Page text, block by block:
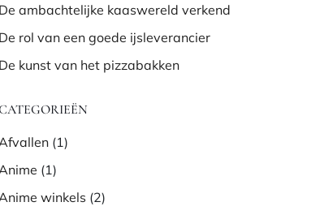
De ambachtelijke kaaswereld verkend
De rol van een goede ijsleverancier
De kunst van het pizzabakken
Afvallen (1)
Anime (1)
Anime winkels (2)